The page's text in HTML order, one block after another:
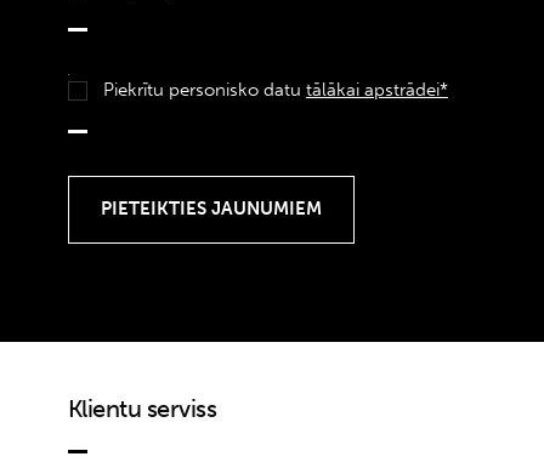
Piekrītu personisko datu tālākai apstrādei*
Klientu serviss